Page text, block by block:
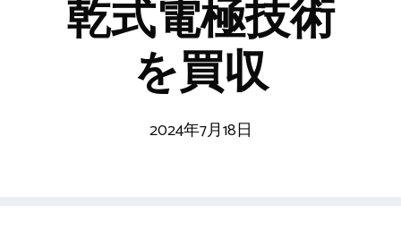
乾式電極技術
を買収
2024年7月18日